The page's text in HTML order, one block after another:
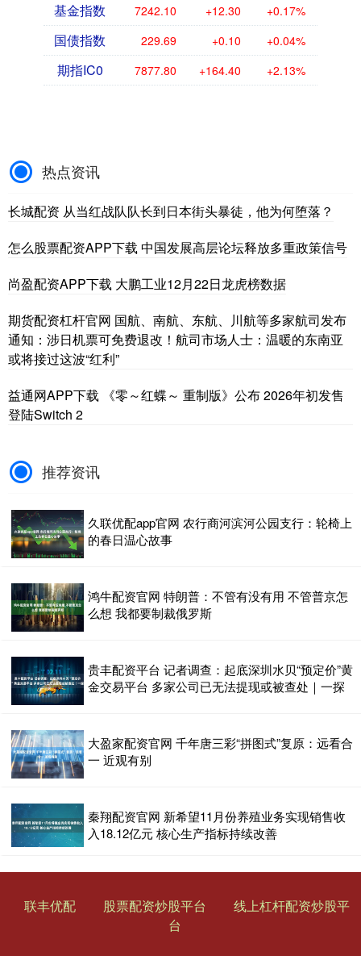
基金指数 7242.10 +12.30 +0.17%
国债指数 229.69 +0.10 +0.04%
期指IC0 7877.80 +164.40 +2.13%
热点资讯
长城配资 从当红战队队长到日本街头暴徒，他为何堕落？
怎么股票配资APP下载 中国发展高层论坛释放多重政策信号
尚盈配资APP下载 大鹏工业12月22日龙虎榜数据
期货配资杠杆官网 国航、南航、东航、川航等多家航司发布
通知：涉日机票可免费退改！航司市场人士：温暖的东南亚
或将接过这波“红利”
益通网APP下载 《零～红蝶～ 重制版》公布 2026年初发售
登陆Switch 2
推荐资讯
久联优配app官网 农行商河滨河公园支行：轮椅上
的春日温心故事
鸿牛配资官网 特朗普：不管有没有用 不管普京怎
么想 我都要制裁俄罗斯
贵丰配资平台 记者调查：起底深圳水贝“预定价”黄
金交易平台 多家公司已无法提现或被查处｜一探
大盈家配资官网 千年唐三彩“拼图式”复原：远看合
一 近观有别
秦翔配资官网 新希望11月份养殖业务实现销售收
入18.12亿元 核心生产指标持续改善
联丰优配 股票配资炒股平台
线上杠杆配资炒股平
台